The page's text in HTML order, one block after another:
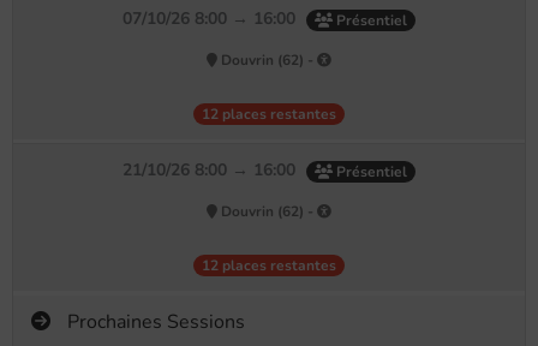
07/10/26 8:00 → 16:00 Présentiel
Douvrin (62) -
12 places restantes
21/10/26 8:00 → 16:00 Présentiel
Douvrin (62) -
12 places restantes
Prochaines Sessions